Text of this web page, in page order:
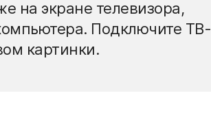
на экране телевизора,
Подключите ТВ-
картинки.